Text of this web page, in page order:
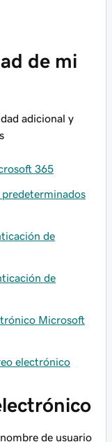
de mi
adicional y
365
de
de
Microsoft
electrónico
de usuario